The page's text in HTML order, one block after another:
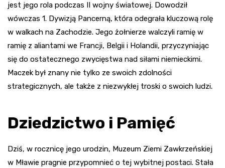
jest jego rola podczas II wojny światowej. Dowodził
wówczas 1. Dywizją Pancerną, która odegrała kluczową rolę
w walkach na Zachodzie. Jego żołnierze walczyli ramię w
ramię z aliantami we Francji, Belgii i Holandii, przyczyniając
się do ostatecznego zwycięstwa nad siłami niemieckimi.
Maczek był znany nie tylko ze swoich zdolności
strategicznych, ale także z niezwykłej troski o swoich ludzi.
Dziedzictwo i Pamięć
Dziś, w rocznicę jego urodzin, Muzeum Ziemi Zawkrzeńskiej
w Mławie pragnie przypomnieć o tej wybitnej postaci. Stała